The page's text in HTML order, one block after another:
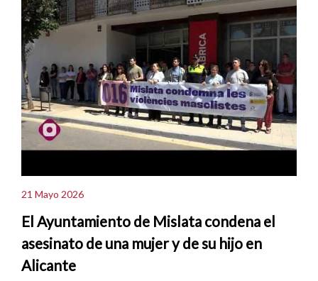
21 Mayo 2026
El Ayuntamiento de Mislata condena el
asesinato de una mujer y de su hijo en
Alicante